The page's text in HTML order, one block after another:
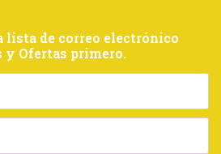
lista de correo electrónico
Ofertas primero.